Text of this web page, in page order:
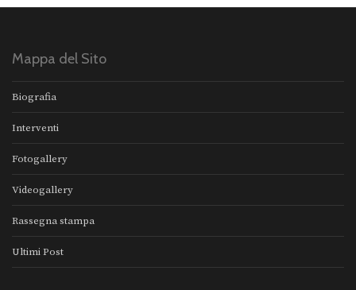
Mappa del Sito
Biografia
Interventi
Fotogallery
Videogallery
Rassegna stampa
Ultimi Post